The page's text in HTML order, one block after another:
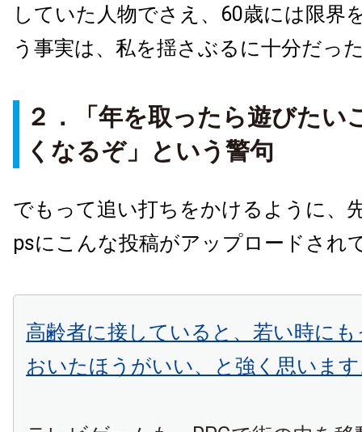
していた人物でさえ、60歳には限界
う事実は、私を揺さぶるに十分だっ
２．「年を取ったら遊びたい
くなるぞ」という警句
でもって追い打ちをかけるように、
psにこんな投稿がアップロードされ
高齢者に接していると、若い時に
おいたほうがいい、と強く思いま